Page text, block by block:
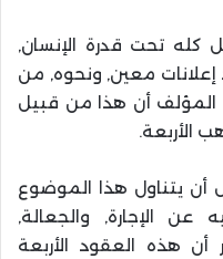
كله تحت قدرة الإنسان,
معين, ونحوه, من
المؤلف أن هذا من قبيل
الأربعة.
أن يتناول هذا الموضوع
الإجارة, والجعالة,
أن هذه العقود الأربعة